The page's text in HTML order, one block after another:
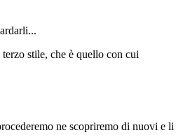
stile, che è quello con cui
ne scopriremo di nuovi e li